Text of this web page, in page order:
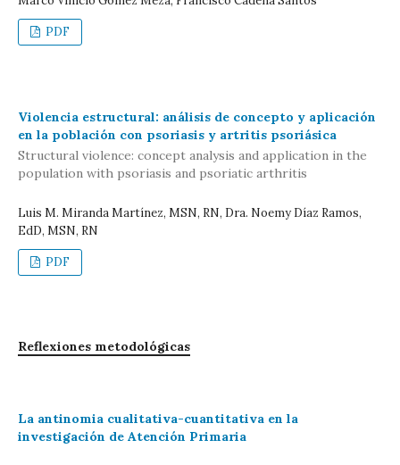
PDF
Violencia estructural: análisis de concepto y aplicación
en la población con psoriasis y artritis psoriásica
Structural violence: concept analysis and application in the
population with psoriasis and psoriatic arthritis
Luis M. Miranda Martínez, MSN, RN, Dra. Noemy Díaz Ramos,
EdD, MSN, RN
PDF
Reflexiones metodológicas
La antinomia cualitativa-cuantitativa en la
investigación de Atención Primaria